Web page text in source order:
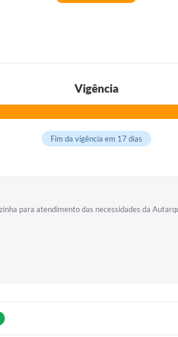
Vigência
Fim da vigência em 17 dias
para atendimento das necessidades da